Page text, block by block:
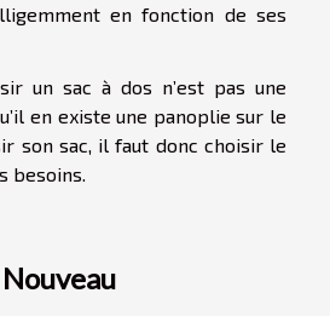
en fonction de ses
un sac à dos n’est pas une
en existe une panoplie sur le
son sac, il faut donc choisir le
besoins.
Nouveau